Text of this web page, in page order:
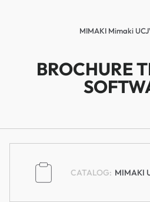
MIMAKI Mimaki
BROCHURE
MIMAKI